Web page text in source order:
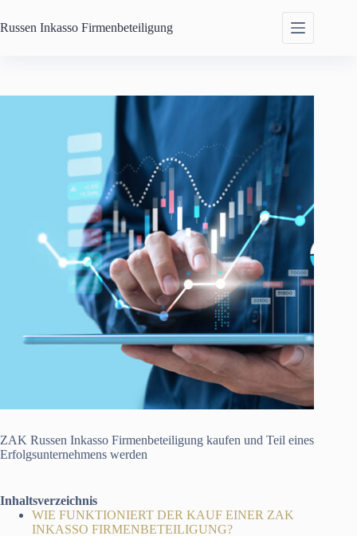
Inhalt
springen
Russen Inkasso Firmenbeteiligung
ZAK Russen Inkasso Firmenbeteiligung kaufen und Teil eines
Erfolgsunternehmens werden
Inhaltsverzeichnis
WIE FUNKTIONIERT DER KAUF EINER ZAK
INKASSO FIRMENBETEILIGUNG?